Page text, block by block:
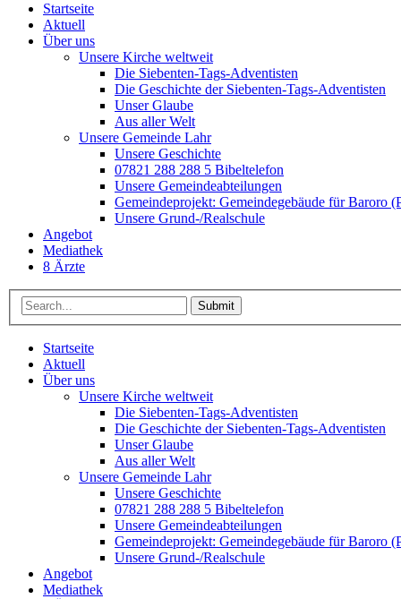
Startseite
Aktuell
Über uns
Unsere Kirche weltweit
Die Siebenten-Tags-Adventisten
Die Geschichte der Siebenten-Tags-Adventisten
Unser Glaube
Aus aller Welt
Unsere Gemeinde Lahr
Unsere Geschichte
07821 288 288 5 Bibeltelefon
Unsere Gemeindeabteilungen
Gemeindeprojekt: Gemeindegebäude für Baroro
Unsere Grund-/Realschule
Angebot
Mediathek
8 Ärzte
Submit
Startseite
Aktuell
Über uns
Unsere Kirche weltweit
Die Siebenten-Tags-Adventisten
Die Geschichte der Siebenten-Tags-Adventisten
Unser Glaube
Aus aller Welt
Unsere Gemeinde Lahr
Unsere Geschichte
07821 288 288 5 Bibeltelefon
Unsere Gemeindeabteilungen
Gemeindeprojekt: Gemeindegebäude für Baroro
Unsere Grund-/Realschule
Angebot
Mediathek